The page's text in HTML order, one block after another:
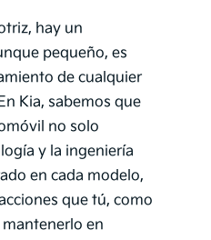
hay un
pequeño, es
de cualquier
Kia, sabemos que
no solo
y la ingeniería
en cada modelo,
que tú, como
en